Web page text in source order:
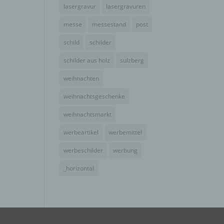
lasergravur lasergravuren
messe messestand post
schild schilder
schilder aus holz sulzberg
weihnachten
weihnachtsgeschenke
weihnachtsmarkt
werbeartikel werbemittel
werbeschilder werbung
_horizontal